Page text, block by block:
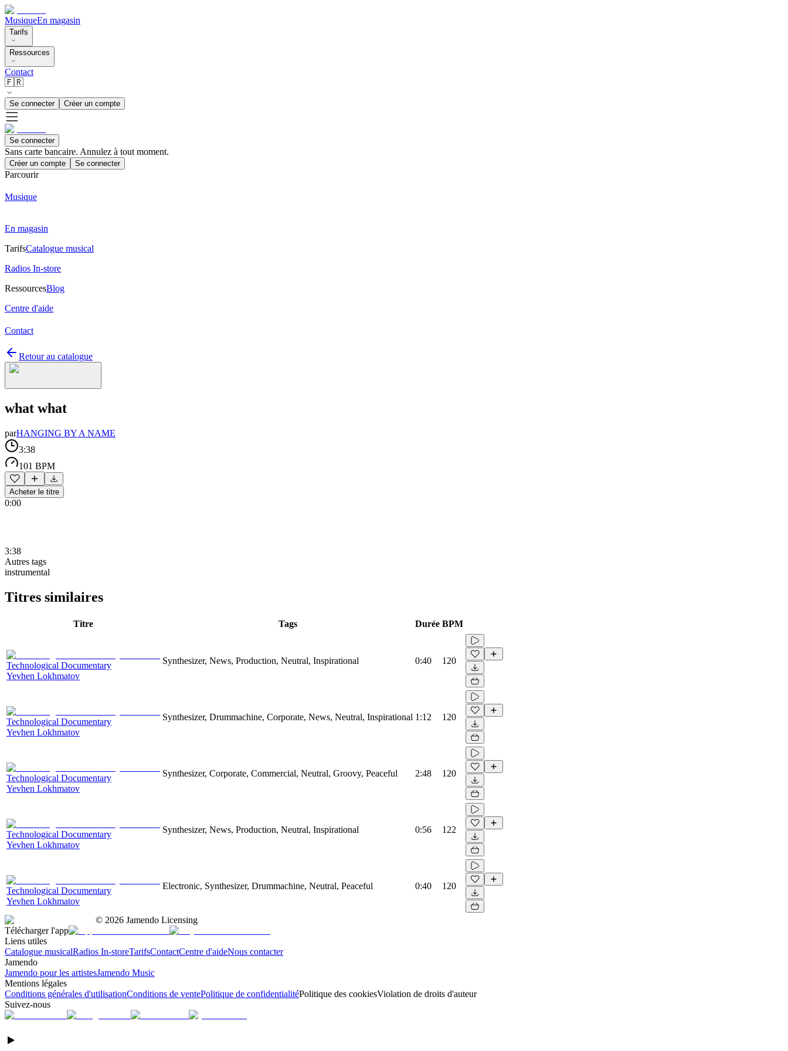
MusiqueEn magasin
Tarifs
Ressources
Contact
🇫🇷
Se connecter Créer un compte
Se connecter
Sans carte bancaire. Annulez à tout moment.
Créer un compte Se connecter
Parcourir
Musique
En magasin
TarifsCatalogue musical
Radios In-store
RessourcesBlog
Centre d'aide
Contact
Retour au catalogue
what what
parHANGING BY A NAME
3:38
101 BPM
Acheter le titre
0:00
3:38
Autres tags
instrumental
Titres similaires
Titre Tags Durée BPM
Technological Documentary
Yevhen Lokhmatov
Synthesizer, News, Production, Neutral, Inspirational 0:40 120
Technological Documentary
Yevhen Lokhmatov
Synthesizer, Drummachine, Corporate, News, Neutral, Inspirational 1:12 120
Technological Documentary
Yevhen Lokhmatov
Synthesizer, Corporate, Commercial, Neutral, Groovy, Peaceful 2:48 120
Technological Documentary
Yevhen Lokhmatov
Synthesizer, News, Production, Neutral, Inspirational 0:56 122
Technological Documentary
Yevhen Lokhmatov
Electronic, Synthesizer, Drummachine, Neutral, Peaceful 0:40 120
© 2026 Jamendo Licensing
Télécharger l'app
Liens utiles
Catalogue musicalRadios In-storeTarifsContactCentre d'aideNous contacter
Jamendo
Jamendo pour les artistesJamendo Music
Mentions légales
Conditions générales d'utilisationConditions de ventePolitique de confidentialitéPolitique des cookiesViolation de droits d'auteur
Suivez-nous